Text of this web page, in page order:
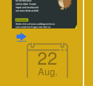
22
Aug.